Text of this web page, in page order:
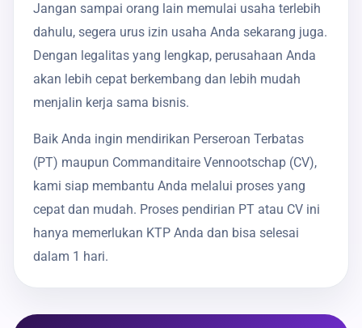
Jangan sampai orang lain memulai usaha terlebih
dahulu, segera urus izin usaha Anda sekarang juga.
Dengan legalitas yang lengkap, perusahaan Anda
akan lebih cepat berkembang dan lebih mudah
menjalin kerja sama bisnis.
Baik Anda ingin mendirikan Perseroan Terbatas
(PT) maupun Commanditaire Vennootschap (CV),
kami siap membantu Anda melalui proses yang
cepat dan mudah. Proses pendirian PT atau CV ini
hanya memerlukan KTP Anda dan bisa selesai
dalam 1 hari.